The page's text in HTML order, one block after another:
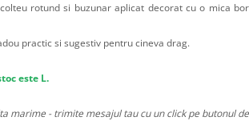
rotund si buzunar aplicat decorat cu o mica
practic si sugestiv pentru cineva drag.
este L.
marime - trimite mesajul tau cu un click pe butonul